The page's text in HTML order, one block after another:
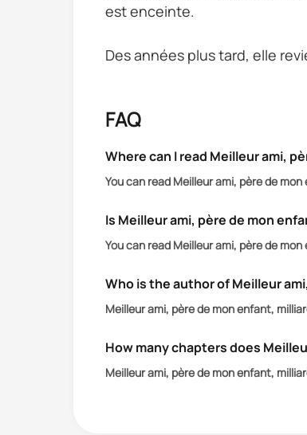
est enceinte.
Des années plus tard, elle
leur chemin, Mia et Jake
FAQ
Where can I read Meilleur ami,
You can read Meilleur ami, père de
Is Meilleur ami, père de mon
You can read Meilleur ami, père de
Who is the author of Meilleur
Meilleur ami, père de mon enfant,
How many chapters does
Meilleur ami, père de mon enfant,